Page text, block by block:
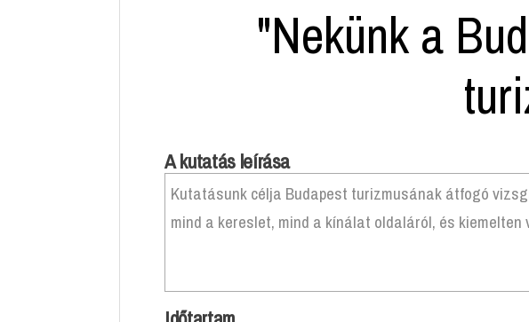
"Nekünk a
A kutatás leírása
Kutatásunk célja Budapest turizmusának átfogó
mind a kereslet, mind a kínálat oldaláról, és